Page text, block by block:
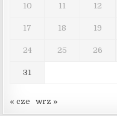
10 11 12
17 18 19
24 25 26
31
« cze wrz »